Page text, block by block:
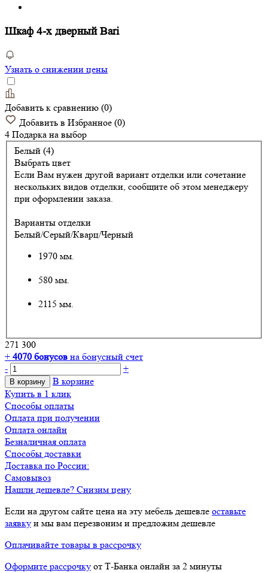
Шкаф 4-х дверный Bari
Узнать о снижении цены
Добавить к сравнению (0)
Добавить в Избранное (0)
4 Подарка на выбор
Белый (4)
Выбрать цвет
Если Вам нужен другой вариант отделки или сочетание
нескольких видов отделки, сообщите об этом менеджеру
при оформлении заказа.
Варианты отделки
Белый/Серый/Кварц/Черный
1970 мм.
580 мм.
2115 мм.
271 300
+ 4070 бонусов на бонусный счет
-
+
В корзину
В корзине
Купить в 1 клик
Способы оплаты
Оплата при получении
Оплата онлайн
Безналичная оплата
Способы доставки
Доставка по России:
Самовывоз
Нашли дешевле? Снизим цену
Если на другом сайте цена на эту мебель дешевле оставьте
заявку и мы вам перезвоним и предложим дешевле
Оплачивайте товары в рассрочку
Оформите рассрочку от Т-Банка онлайн за 2 минуты